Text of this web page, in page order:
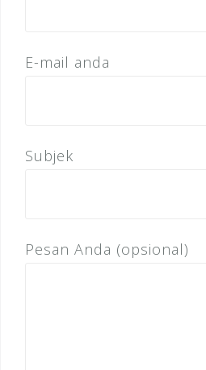
E-mail anda
Subjek
Pesan Anda (opsional)